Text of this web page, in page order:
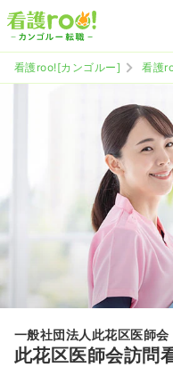
看護roo![カンゴルー] 看護
一般社団法人此花区医師会
此花区医師会訪問